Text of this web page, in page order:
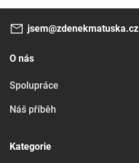
jsem@zdenekmatuska.cz
O nás
Spolupráce
Náš příběh
Kategorie